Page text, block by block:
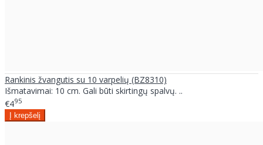
Rankinis žvangutis su 10 varpelių (BZ8310)
Išmatavimai: 10 cm. Gali būti skirtingų spalvų. ..
€495